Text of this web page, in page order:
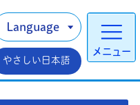
メニュー
Language
やさしい日本語